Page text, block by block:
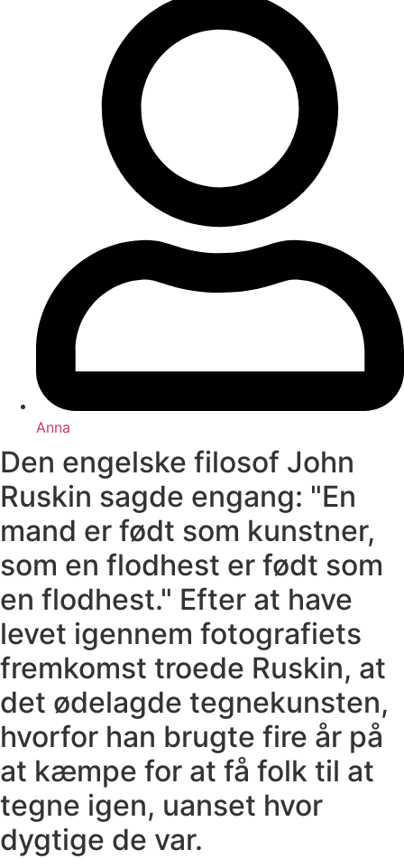
Anna
Den engelske filosof John
Ruskin sagde engang: "En
mand er født som kunstner,
som en flodhest er født som
en flodhest." Efter at have
levet igennem fotografiets
fremkomst troede Ruskin, at
det ødelagde tegnekunsten,
hvorfor han brugte fire år på
at kæmpe for at få folk til at
tegne igen, uanset hvor
dygtige de var.